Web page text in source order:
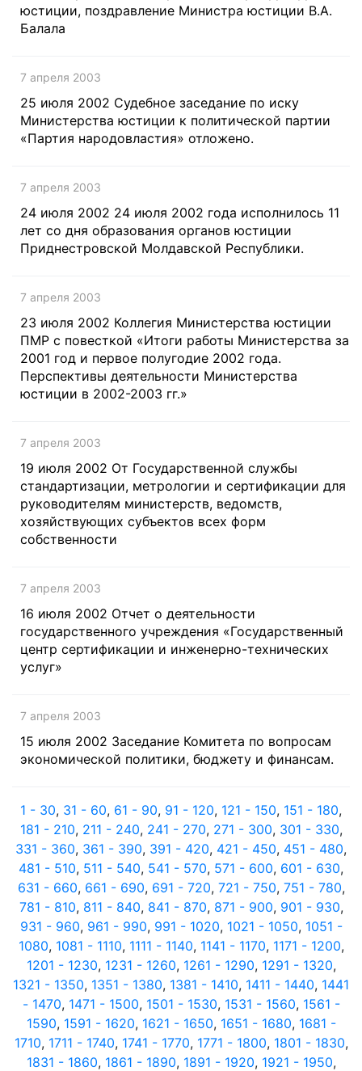
юстиции, поздравление Министра юстиции В.А.
Балала
7 апреля 2003
25 июля 2002 Судебное заседание по иску
Министерства юстиции к политической партии
«Партия народовластия» отложено.
7 апреля 2003
24 июля 2002 24 июля 2002 года исполнилось 11
лет со дня образования органов юстиции
Приднестровской Молдавской Республики.
7 апреля 2003
23 июля 2002 Коллегия Министерства юстиции
ПМР с повесткой «Итоги работы Министерства за
2001 год и первое полугодие 2002 года.
Перспективы деятельности Министерства
юстиции в 2002-2003 гг.»
7 апреля 2003
19 июля 2002 От Государственной службы
стандартизации, метрологии и сертификации для
руководителям министерств, ведомств,
хозяйствующих субъектов всех форм
собственности
7 апреля 2003
16 июля 2002 Отчет о деятельности
государственного учреждения «Государственный
центр сертификации и инженерно-технических
услуг»
7 апреля 2003
15 июля 2002 Заседание Комитета по вопросам
экономической политики, бюджету и финансам.
1 - 30, 31 - 60, 61 - 90, 91 - 120, 121 - 150, 151 - 180,
181 - 210, 211 - 240, 241 - 270, 271 - 300, 301 - 330,
331 - 360, 361 - 390, 391 - 420, 421 - 450, 451 - 480,
481 - 510, 511 - 540, 541 - 570, 571 - 600, 601 - 630,
631 - 660, 661 - 690, 691 - 720, 721 - 750, 751 - 780,
781 - 810, 811 - 840, 841 - 870, 871 - 900, 901 - 930,
931 - 960, 961 - 990, 991 - 1020, 1021 - 1050, 1051 -
1080, 1081 - 1110, 1111 - 1140, 1141 - 1170, 1171 - 1200,
1201 - 1230, 1231 - 1260, 1261 - 1290, 1291 - 1320,
1321 - 1350, 1351 - 1380, 1381 - 1410, 1411 - 1440, 1441
- 1470, 1471 - 1500, 1501 - 1530, 1531 - 1560, 1561 -
1590, 1591 - 1620, 1621 - 1650, 1651 - 1680, 1681 -
1710, 1711 - 1740, 1741 - 1770, 1771 - 1800, 1801 - 1830,
1831 - 1860, 1861 - 1890, 1891 - 1920, 1921 - 1950,